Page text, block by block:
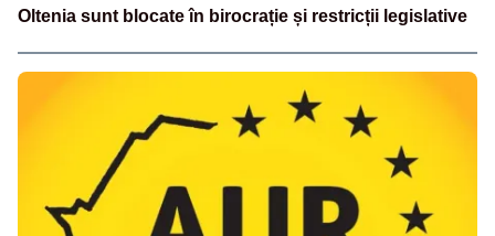
Oltenia sunt blocate în birocrație și restricții legislative